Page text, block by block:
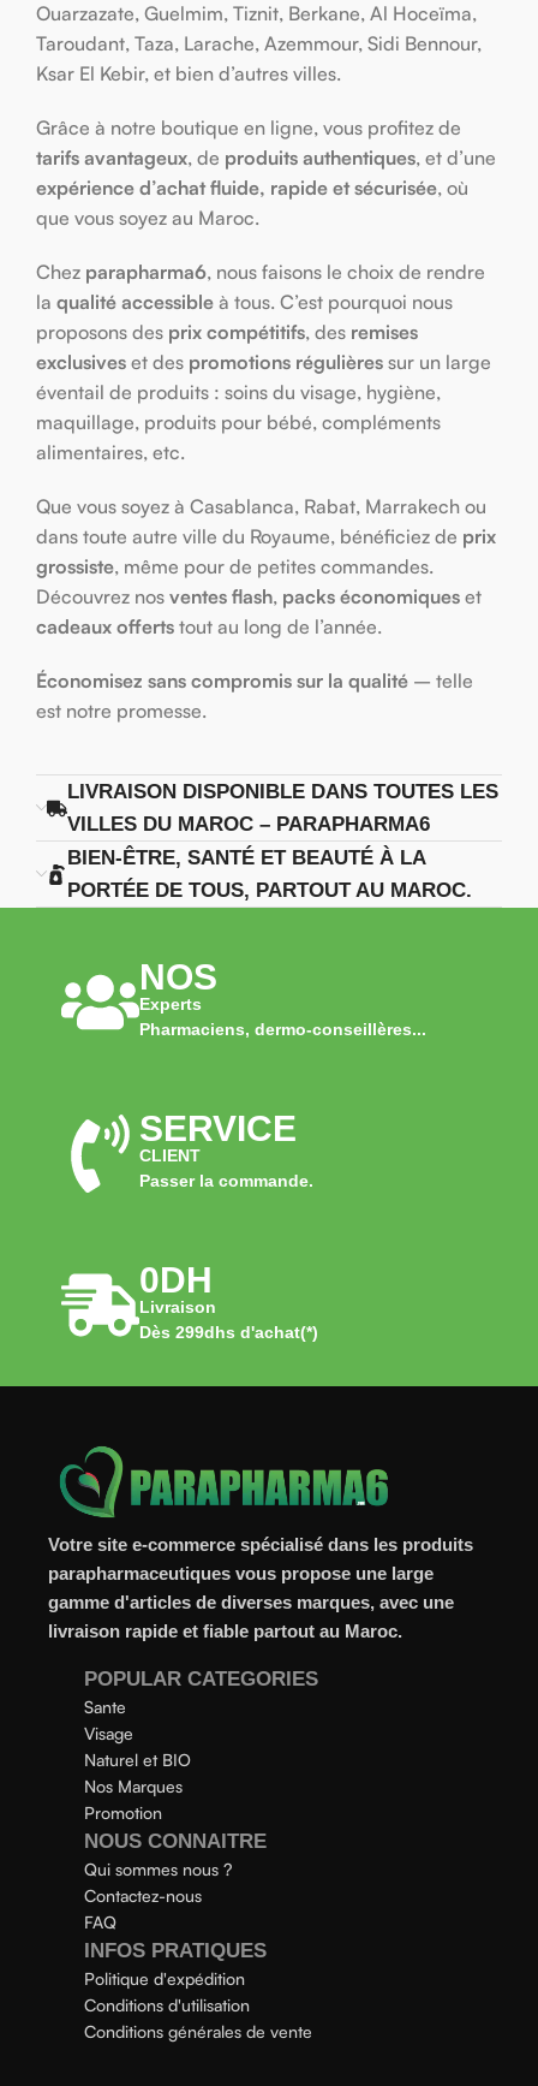
Ouarzazate, Guelmim, Tiznit, Berkane, Al Hoceïma,
Taroudant, Taza, Larache, Azemmour, Sidi Bennour,
Ksar El Kebir, et bien d’autres villes.
Grâce à notre boutique en ligne, vous profitez de
tarifs avantageux, de produits authentiques, et d’une
expérience d’achat fluide, rapide et sécurisée, où
que vous soyez au Maroc.
Chez parapharma6, nous faisons le choix de rendre
la qualité accessible à tous. C’est pourquoi nous
proposons des prix compétitifs, des remises
exclusives et des promotions régulières sur un large
éventail de produits : soins du visage, hygiène,
maquillage, produits pour bébé, compléments
alimentaires, etc.
Que vous soyez à Casablanca, Rabat, Marrakech ou
dans toute autre ville du Royaume, bénéficiez de prix
grossiste, même pour de petites commandes.
Découvrez nos ventes flash, packs économiques et
cadeaux offerts tout au long de l’année.
Économisez sans compromis sur la qualité – telle
est notre promesse.
LIVRAISON DISPONIBLE DANS TOUTES LES
VILLES DU MAROC – PARAPHARMA6
BIEN-ÊTRE, SANTÉ ET BEAUTÉ À LA
PORTÉE DE TOUS, PARTOUT AU MAROC.
NOS
Experts
Pharmaciens, dermo-conseillères...
SERVICE
CLIENT
Passer la commande.
0DH
Livraison
Dès 299dhs d'achat(*)
Votre site e-commerce spécialisé dans les produits
parapharmaceutiques vous propose une large
gamme d'articles de diverses marques, avec une
livraison rapide et fiable partout au Maroc.
POPULAR CATEGORIES
Sante
Visage
Naturel et BIO
Nos Marques
Promotion
NOUS CONNAITRE
Qui sommes nous ?
Contactez-nous
FAQ
INFOS PRATIQUES
Politique d'expédition
Conditions d'utilisation
Conditions générales de vente